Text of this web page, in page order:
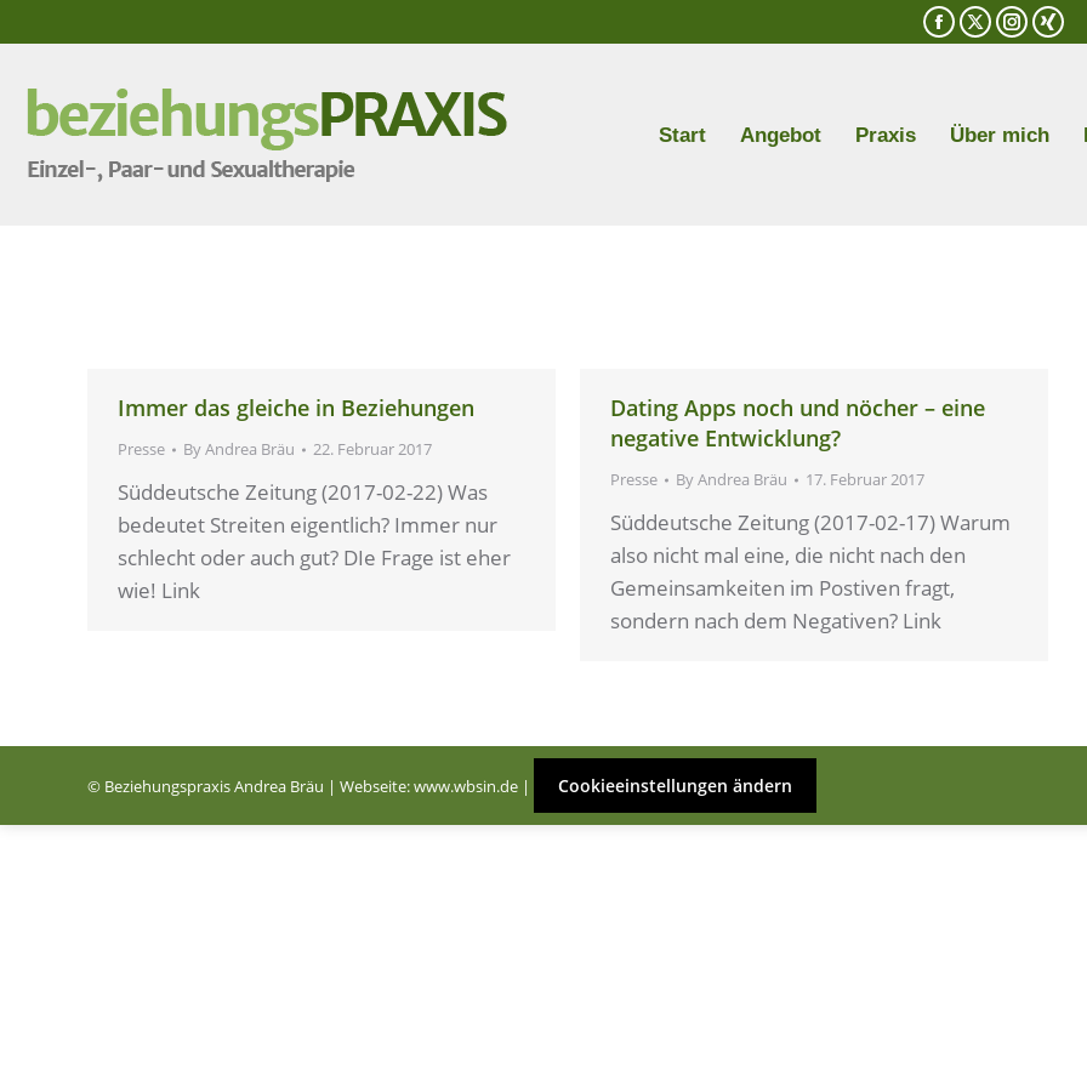
Facebook
in
X
in
in
in
Start Angebot Praxis Über mich
Immer das gleiche in Beziehungen
Presse ByAndrea Bräu 22. Februar 2017
Süddeutsche Zeitung (2017-02-22) Was
bedeutet Streiten eigentlich? Immer nur
schlecht oder auch gut? DIe Frage ist eher
wie! Link
Dating Apps noch und nöcher – eine
negative Entwicklung?
Presse ByAndrea Bräu 17. Februar 2017
Süddeutsche Zeitung (2017-02-17) Warum
also nicht mal eine, die nicht nach den
Gemeinsamkeiten im Postiven fragt,
sondern nach dem Negativen? Link
© Beziehungspraxis Andrea Bräu | Webseite:www.wbsin.de | Cookieeinstellungen ändern